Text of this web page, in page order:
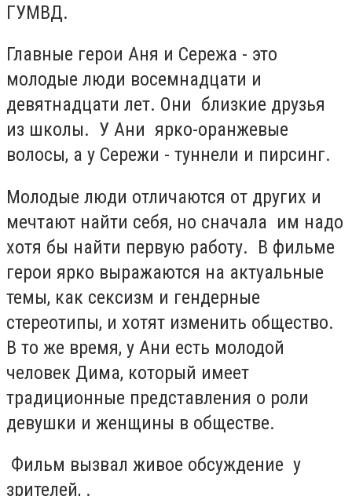
ГУМВД.
Главные герои Аня и Сережа - это
молодые люди восемнадцати и
девятнадцати лет. Они близкие друзья
из школы. У Ани ярко-оранжевые
волосы, а у Сережи - туннели и пирсинг.
Молодые люди отличаются от других и
мечтают найти себя, но сначала им надо
хотя бы найти первую работу. В фильме
герои ярко выражаются на актуальные
темы, как сексизм и гендерные
стереотипы, и хотят изменить общество.
В то же время, у Ани есть молодой
человек Дима, который имеет
традиционные представления о роли
девушки и женщины в обществе.
Фильм вызвал живое обсуждение у
зрителей, .